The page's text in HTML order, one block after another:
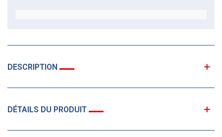
DESCRIPTION
DÉTAILS DU PRODUIT